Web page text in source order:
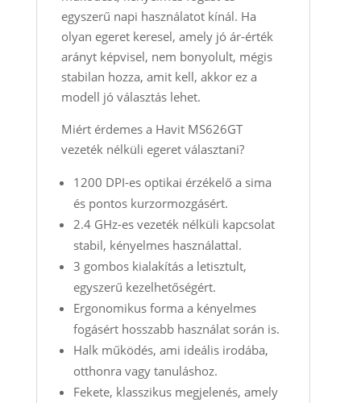
egyszerű napi használatot kínál. Ha
olyan egeret keresel, amely jó ár‑érték
arányt képvisel, nem bonyolult, mégis
stabilan hozza, amit kell, akkor ez a
modell jó választás lehet.
Miért érdemes a Havit MS626GT
vezeték nélküli egeret választani?
1200 DPI-es optikai érzékelő a sima
és pontos kurzormozgásért.
2.4 GHz-es vezeték nélküli kapcsolat
stabil, kényelmes használattal.
3 gombos kialakítás a letisztult,
egyszerű kezelhetőségért.
Ergonomikus forma a kényelmes
fogásért hosszabb használat során is.
Halk működés, ami ideális irodába,
otthonra vagy tanuláshoz.
Fekete, klasszikus megjelenés, amely